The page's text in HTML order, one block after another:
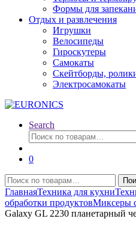
Формы для
Отдых и развлечения
Игрушки
Велосипеды
Гироскутеры
Самокаты
Скейтборды,
Электросамокаты
Search
Искать:
0
Искать:
ГлавнаяТехника для кухни
обработки продуктовМиксеры
Galaxy GL 2230 планетарный